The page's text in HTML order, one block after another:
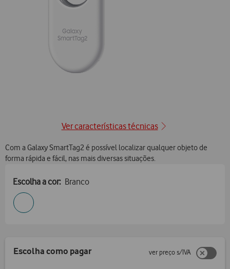
Ver características técnicas
Com a Galaxy SmartTag2 é possível localizar qualquer objeto de
forma rápida e fácil, nas mais diversas situações.
Escolha a cor: Branco
Escolha como pagar ver preço s/IVA